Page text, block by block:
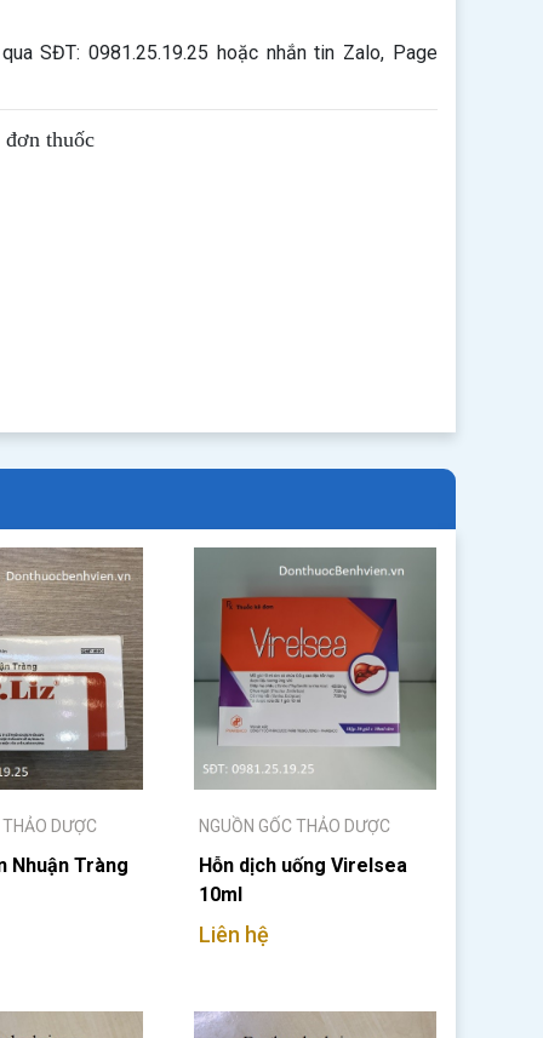
SĐT: 0981.25.19.25 hoặc nhắn tin Zalo, Page
đơn thuốc
DƯỢC
Nhuận Tràng
NGUỒN GỐC THẢO DƯỢC
Hỗn dịch uống Virelsea
10ml
Liên hệ